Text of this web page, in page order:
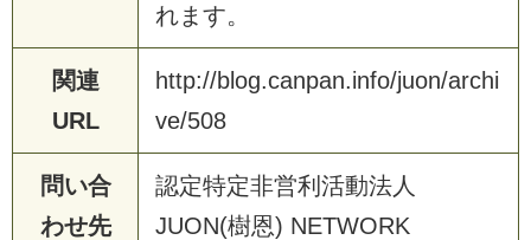
れま す。
関連
URL
http://bog.canpan.info/juon/archi
ve/508
問い合
わせ先
認定特定非営利 活動法人
JUON(樹恩) NETWORK